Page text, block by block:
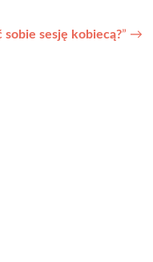
sobie sesję kobiecą?” →